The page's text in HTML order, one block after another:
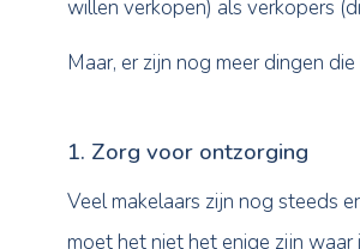
zorg je ervoor dat je
We leggen het je graag
Hoe zorg jij